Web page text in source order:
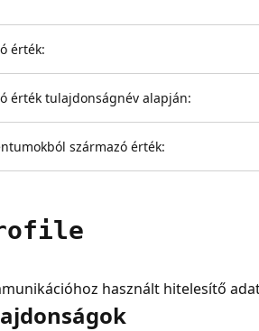
érték:
érték tulajdonságnév alapján:
származó érték:
használt hitelesítő